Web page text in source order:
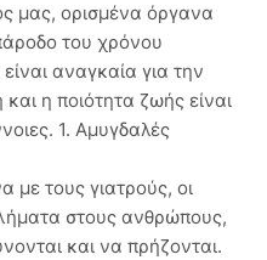
μας, ορισμένα όργανα
του χρόνου
αναγκαία για την
η ποιότητα ζωής είναι
1. Αμυγδαλές
με τους γιατρούς, οι
στους ανθρώπους,
και να πρήζονται.